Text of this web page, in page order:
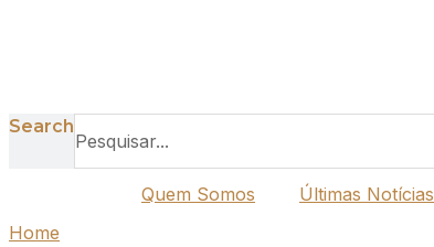
Search
Quem Somos
Últimas Notícias
Home